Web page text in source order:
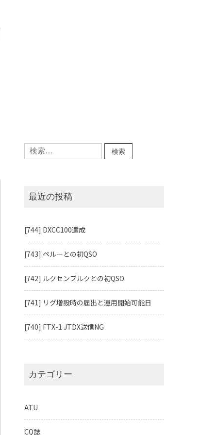
検
索:
最近の投稿
[744] DXCC100達成
[743] ペルーとの初QSO
[742] ルクセンブルクとの初QSO
[741] リグ増設時の届出と運用開始可能日
[740] FTX-1 JTDX送信NG
カテゴリー
ATU
CQ誌